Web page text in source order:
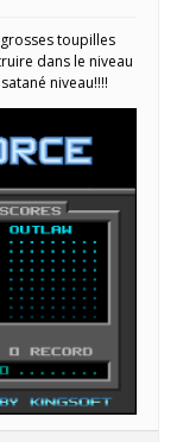
toupilles
dans le niveau
niveau!!!!